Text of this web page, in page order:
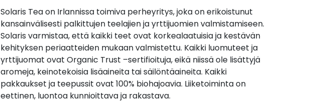
Solaris Tea on Irlannissa toimiva perheyritys, joka on erikoistunut
kansainvälisesti palkittujen teelajien ja yrttijuomien valmistamiseen.
Solaris varmistaa, että kaikki teet ovat korkealaatuisia ja kestävän
kehityksen periaatteiden mukaan valmistettu. Kaikki luomuteet ja
yrttijuomat ovat Organic Trust –sertifioituja, eikä niissä ole lisättyjä
aromeja, keinotekoisia lisäaineita tai säilöntäaineita. Kaikki
pakkaukset ja teepussit ovat 100% biohajoavia. Liiketoiminta on
eettinen, luontoa kunnioittava ja rakastava.